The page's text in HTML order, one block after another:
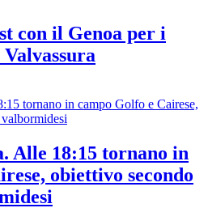
con il Genoa per i
Alle 18:15 tornano in
obiettivo secondo